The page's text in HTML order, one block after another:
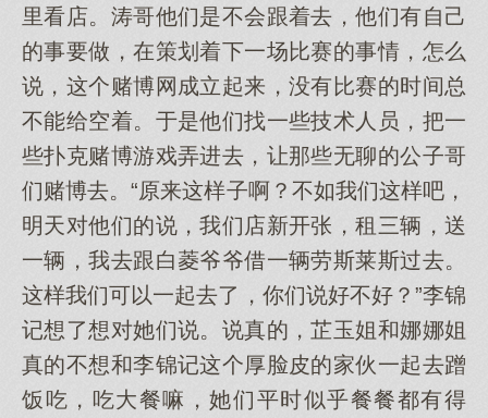
里看店。涛哥他们是不会跟着去，他们有自己
的事要做，在策划着下一场比赛的事情，怎么
说，这个赌博网成立起来，没有比赛的时间总
不能给空着。于是他们找一些技术人员，把一
些扑克赌博游戏弄进去，让那些无聊的公子哥
们赌博去。“原来这样子啊？不如我们这样吧，
明天对他们的说，我们店新开张，租三辆，送
一辆，我去跟白菱爷爷借一辆劳斯莱斯过去。
这样我们可以一起去了，你们说好不好？”李锦
记想了想对她们说。说真的，芷玉姐和娜娜姐
真的不想和李锦记这个厚脸皮的家伙一起去蹭
饭吃，吃大餐嘛，她们平时似乎餐餐都有得